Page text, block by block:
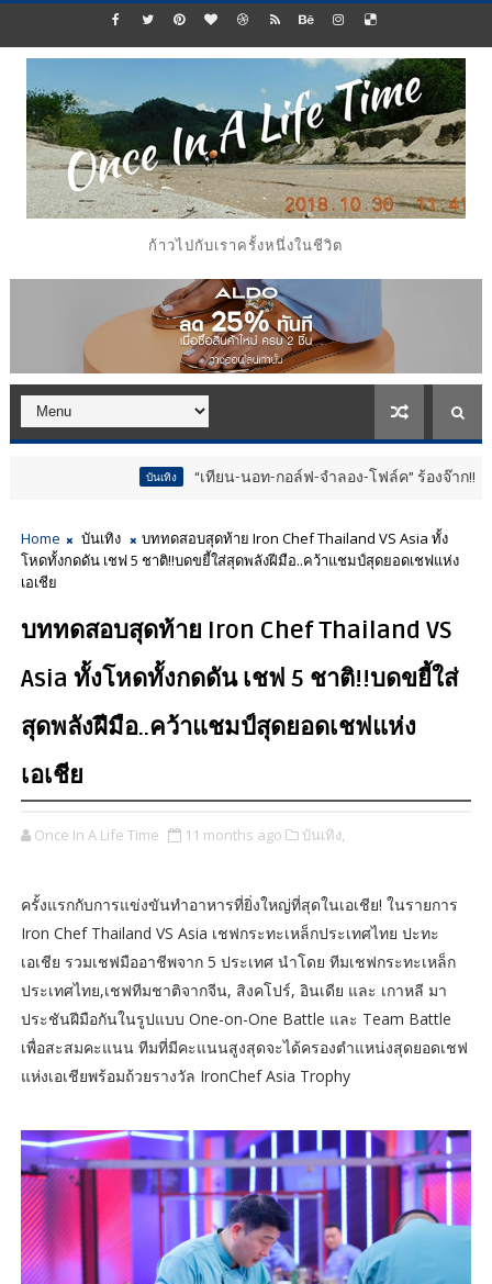
ก้าวไปกับเราครั้งหนึ่งในชีวิต
“เทียน-นอท-กอล์ฟ-จำลอง-โฟล์ค” ร้องจ๊าก!! อุปกรณ์ม่วนจอ
Home บันเทิง
บททดสอบสุดท้าย Iron Chef Thailand VS Asia ทั้ง
โหดทั้งกดดัน เชฟ 5 ชาติ!!บดขยี้ใส่สุดพลังฝีมือ..คว้าแชมป์สุดยอดเชฟแห่ง
เอเชีย
บททดสอบสุดท้าย Iron Chef Thailand VS
Asia ทั้งโหดทั้งกดดัน เชฟ 5 ชาติ!!บดขยี้ใส่
สุดพลังฝีมือ..คว้าแชมป์สุดยอดเชฟแห่ง
เอเชีย
Once In A Life Time 11 months ago บันเทิง,
ครั้งแรกกับการแข่งขันทำอาหารที่ยิ่งใหญ่ที่สุดในเอเชีย! ในรายการ
Iron Chef Thailand VS Asia เชฟกระทะเหล็กประเทศไทย ปะทะ
เอเชีย รวมเชฟมืออาชีพจาก 5 ประเทศ นำโดย ทีมเชฟกระทะเหล็ก
ประเทศไทย,เชฟทีมชาติจากจีน, สิงคโปร์, อินเดีย และ เกาหลี มา
ประชันฝีมือกันในรูปแบบ One-on-One Battle และ Team Battle
เพื่อสะสมคะแนน ทีมที่มีคะแนนสูงสุดจะได้ครองตำแหน่งสุดยอดเชฟ
แห่งเอเชียพร้อมถ้วยรางวัล IronChef Asia Trophy